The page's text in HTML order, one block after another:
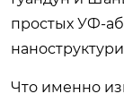
простых УФ-
Что именно